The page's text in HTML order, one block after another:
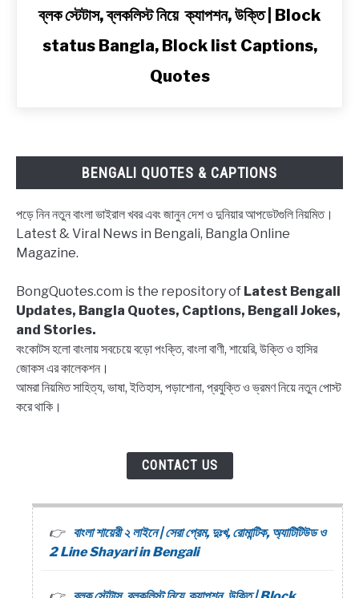
link
Bangla,
Block
list
Quotes
ব্লক স্টেটাস, ব্লকলিস্ট নিয়ে ক্যাপশন, উক্তি | Block
status Bangla, Block list Captions,
Quotes
BENGALI QUOTES & CAPTIONS
পড়ে নিন নতুন বাংলা ভাইরাল খবর এবং জানুন দেশ ও দুনিয়ার আপডেটগুলি নিয়মিত।
Latest & Viral News in Bengali, Bangla Online
Magazine.
BongQuotes.com is the repository of Latest Bengali
Updates, Bangla Quotes, Captions, Bengali Jokes,
and Stories.
বংকোটস হলো বাংলায় সবচেয়ে বড়ো পংক্তি, বাংলা বাণী, শায়েরি, উক্তি ও হাসির
জোকস এর কালেকশন।
আমরা নিয়মিত সাহিত্য, ভাষা, ইতিহাস, পড়াশোনা, প্রযুক্তি ও ভ্রমণ নিয়ে নতুন পোস্ট
করে থাকি।
CONTACT US
বাংলা শায়েরী ২ লাইনে | সেরা প্রেম, দুঃখ, রোমান্টিক, অ্যাটিটিউড ও
2 Line Shayari in Bengali